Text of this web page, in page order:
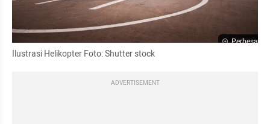
Perbesar
Ilustrasi Helikopter Foto: Shutter stock
ADVERTISEMENT